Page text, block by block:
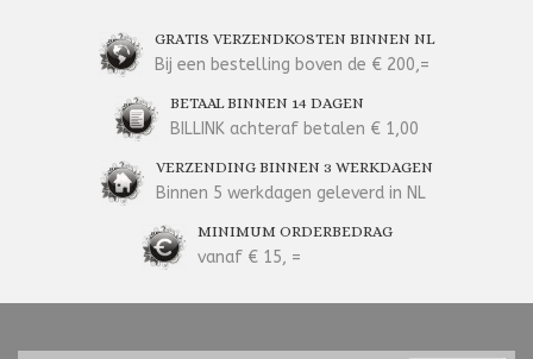
GRATIS VERZENDKOSTEN BINNEN NL
Bij een bestelling boven de € 200,=
BETAAL BINNEN 14 DAGEN
BILLINK achteraf betalen € 1,00
VERZENDING BINNEN 3 WERKDAGEN
Binnen 5 werkdagen geleverd in NL
MINIMUM ORDERBEDRAG
vanaf € 15, =